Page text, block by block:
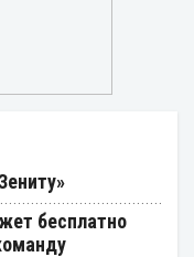
бесплатно